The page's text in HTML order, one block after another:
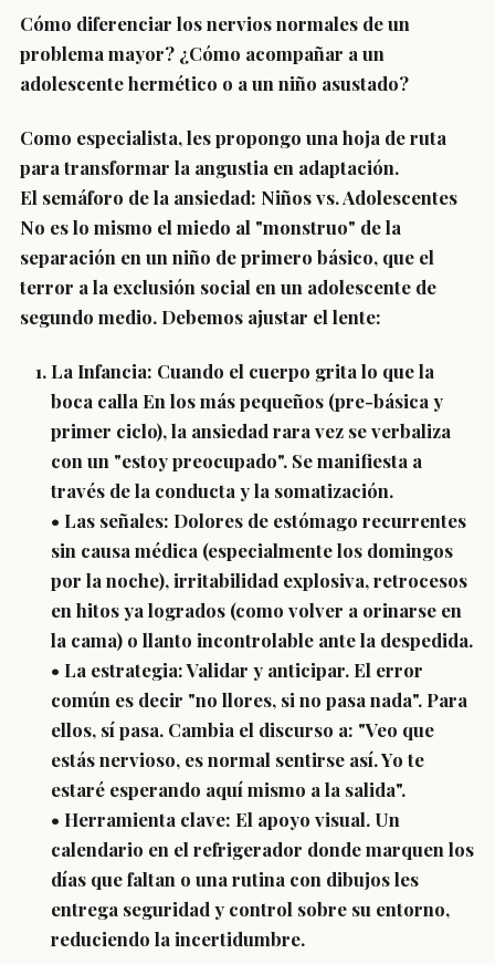
Cómo diferenciar los nervios normales de un
problema mayor? ¿Cómo acompañar a un
adolescente hermético o a un niño asustado?
Como especialista, les propongo una hoja de ruta
para transformar la angustia en adaptación.
El semáforo de la ansiedad: Niños vs. Adolescentes
No es lo mismo el miedo al "monstruo" de la
separación en un niño de primero básico, que el
terror a la exclusión social en un adolescente de
segundo medio. Debemos ajustar el lente:
La Infancia: Cuando el cuerpo grita lo que la
boca calla En los más pequeños (pre-básica y
primer ciclo), la ansiedad rara vez se verbaliza
con un "estoy preocupado". Se manifiesta a
través de la conducta y la somatización.
• Las señales: Dolores de estómago recurrentes
sin causa médica (especialmente los domingos
por la noche), irritabilidad explosiva, retrocesos
en hitos ya logrados (como volver a orinarse en
la cama) o llanto incontrolable ante la despedida.
• La estrategia: Validar y anticipar. El error
común es decir "no llores, si no pasa nada". Para
ellos, sí pasa. Cambia el discurso a: "Veo que
estás nervioso, es normal sentirse así. Yo te
estaré esperando aquí mismo a la salida".
• Herramienta clave: El apoyo visual. Un
calendario en el refrigerador donde marquen los
días que faltan o una rutina con dibujos les
entrega seguridad y control sobre su entorno,
reduciendo la incertidumbre.